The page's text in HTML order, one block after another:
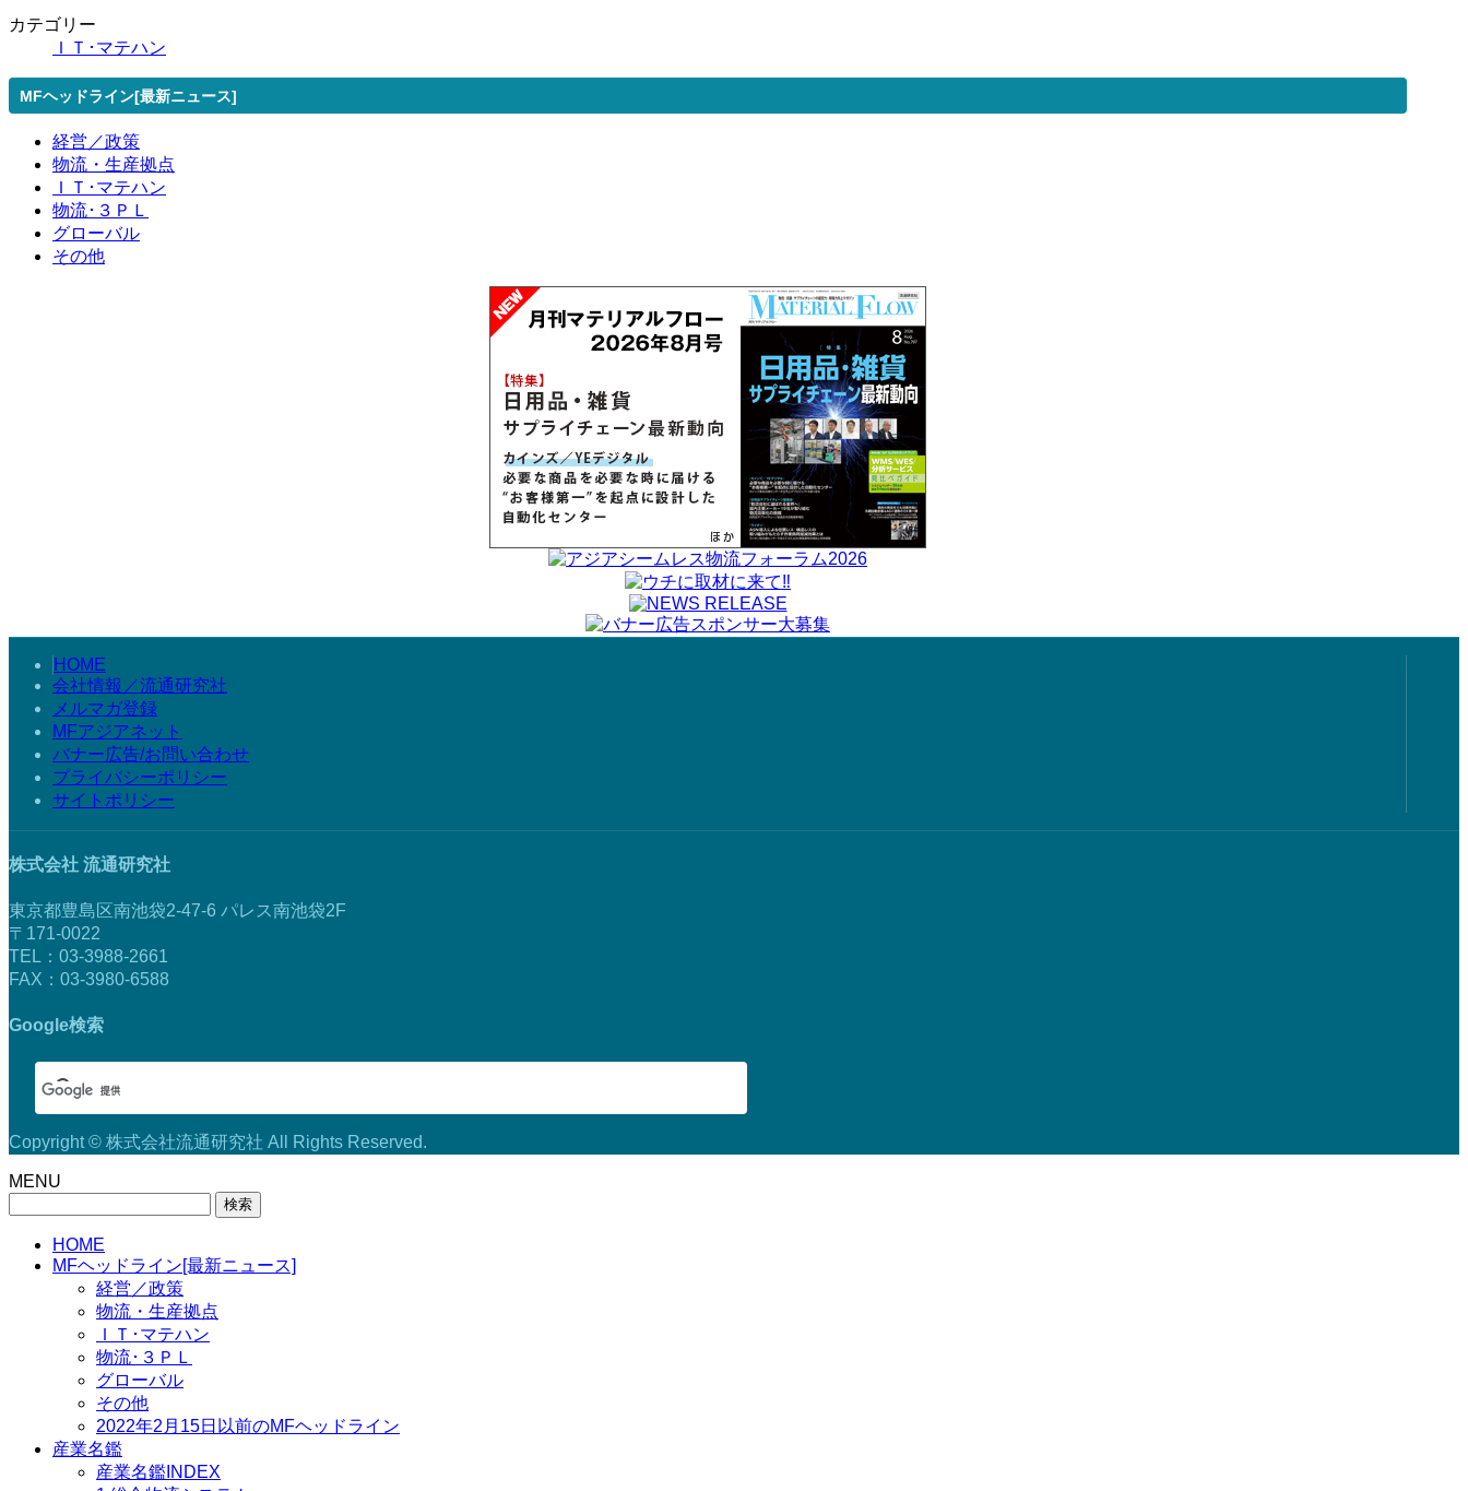
カテゴリー
ＩＴ･マテハン
MFヘッドライン[最新ニュース]
経営／政策
物流・生産拠点
ＩＴ･マテハン
物流･３ＰＬ
グローバル
その他
HOME
会社情報／流通研究社
メルマガ登録
MFアジアネット
バナー広告/お問い合わせ
プライバシーポリシー
サイトポリシー
株式会社 流通研究社
東京都豊島区南池袋2-47-6 パレス南池袋2F
〒171-0022
TEL：03-3988-2661
FAX：03-3980-6588
Google検索
Copyright © 株式会社流通研究社 All Rights Reserved.
MENU
HOME
MFヘッドライン[最新ニュース]
経営／政策
物流・生産拠点
ＩＴ･マテハン
物流･３ＰＬ
グローバル
その他
2022年2月15日以前のMFヘッドライン
産業名鑑
産業名鑑INDEX